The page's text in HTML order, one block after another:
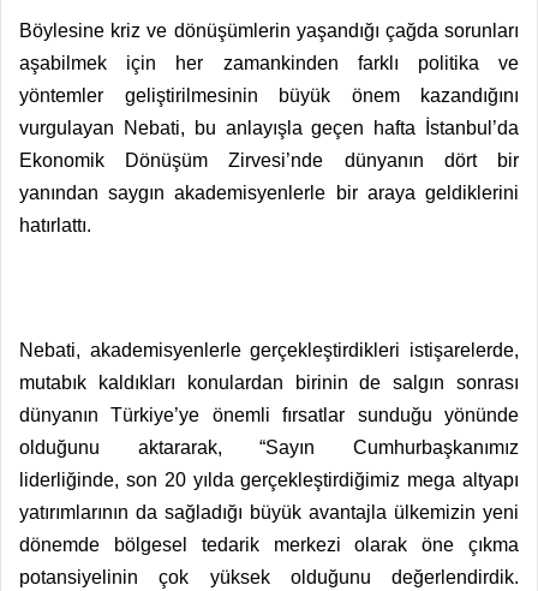
Böylesine kriz ve dönüşümlerin yaşandığı çağda sorunları
aşabilmek için her zamankinden farklı politika ve
yöntemler geliştirilmesinin büyük önem kazandığını
vurgulayan Nebati, bu anlayışla geçen hafta İstanbul’da
Ekonomik Dönüşüm Zirvesi’nde dünyanın dört bir
yanından saygın akademisyenlerle bir araya geldiklerini
hatırlattı.
Nebati, akademisyenlerle gerçekleştirdikleri istişarelerde,
mutabık kaldıkları konulardan birinin de salgın sonrası
dünyanın Türkiye’ye önemli fırsatlar sunduğu yönünde
olduğunu aktararak, “Sayın Cumhurbaşkanımız
liderliğinde, son 20 yılda gerçekleştirdiğimiz mega altyapı
yatırımlarının da sağladığı büyük avantajla ülkemizin yeni
dönemde bölgesel tedarik merkezi olarak öne çıkma
potansiyelinin çok yüksek olduğunu değerlendirdik.